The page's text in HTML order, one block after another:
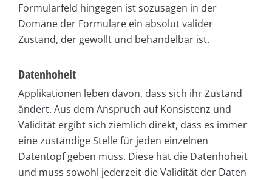
Formularfeld hingegen ist sozusagen in der
Domäne der Formulare ein absolut valider
Zustand, der gewollt und behandelbar ist.
Datenhoheit
Applikationen leben davon, dass sich ihr Zustand
ändert. Aus dem Anspruch auf Konsistenz und
Validität ergibt sich ziemlich direkt, dass es immer
eine zuständige Stelle für jeden einzelnen
Datentopf geben muss. Diese hat die Datenhoheit
und muss sowohl jederzeit die Validität der Daten